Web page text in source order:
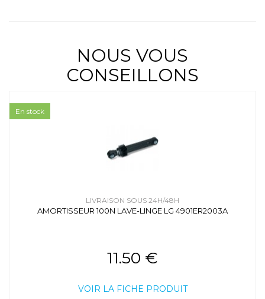
NOUS VOUS
CONSEILLONS
LIVRAISON SOUS 24H/48H
AMORTISSEUR 100N LAVE-LINGE LG 4901ER2003A
11.50 €
VOIR LA FICHE PRODUIT
En stock